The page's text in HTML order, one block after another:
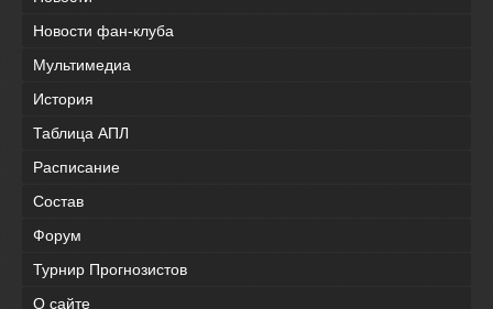
Новости фан-клуба
Мультимедиа
История
Таблица АПЛ
Расписание
Состав
Форум
Турнир Прогнозистов
О сайте